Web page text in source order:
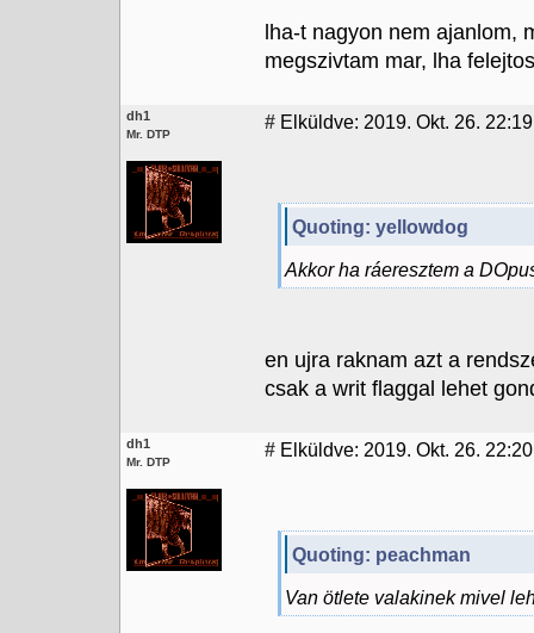
lha-t nagyon nem ajanlom,
megszivtam mar, lha
dh1
Mr. DTP
# Elküldve: 2019. Okt. 26. 22:19
Quoting: yellowdog
Akkor ha ráeresztem a
en ujra raknam azt a
csak a writ flaggal lehet
dh1
Mr. DTP
# Elküldve: 2019. Okt. 26. 22:20
Quoting: peachman
Van ötlete valakinek mivel